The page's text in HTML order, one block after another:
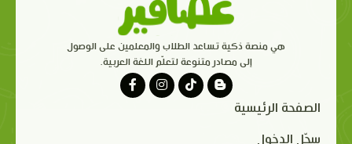
هي منصة ذكية تساعد الطلاب والمعلمين على الوصول
إلى مصادر متنوعة لتعلّم اللغة العربية.
الصفحة الرئيسية
سجّل الدخول